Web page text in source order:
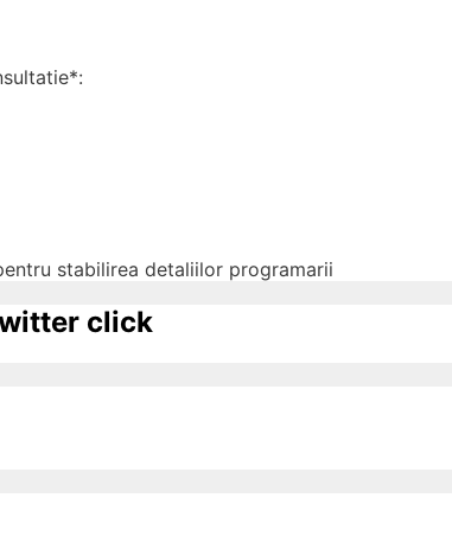
stabilirea detaliilor programarii
click